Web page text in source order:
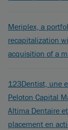
Meriplex, a
recapitalization
acquisition of a
123Dentist, une
Peloton Capital
Altima Dentaire
placement en